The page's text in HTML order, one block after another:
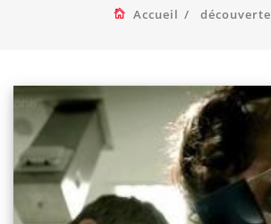
Accueil découverte